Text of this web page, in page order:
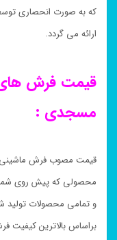
که به صورت انحصاری
ارائه می گردد.
مسجدی :
محصولی که پیش روی
و تمامی محصولات
براساس بالاترین کیفیت